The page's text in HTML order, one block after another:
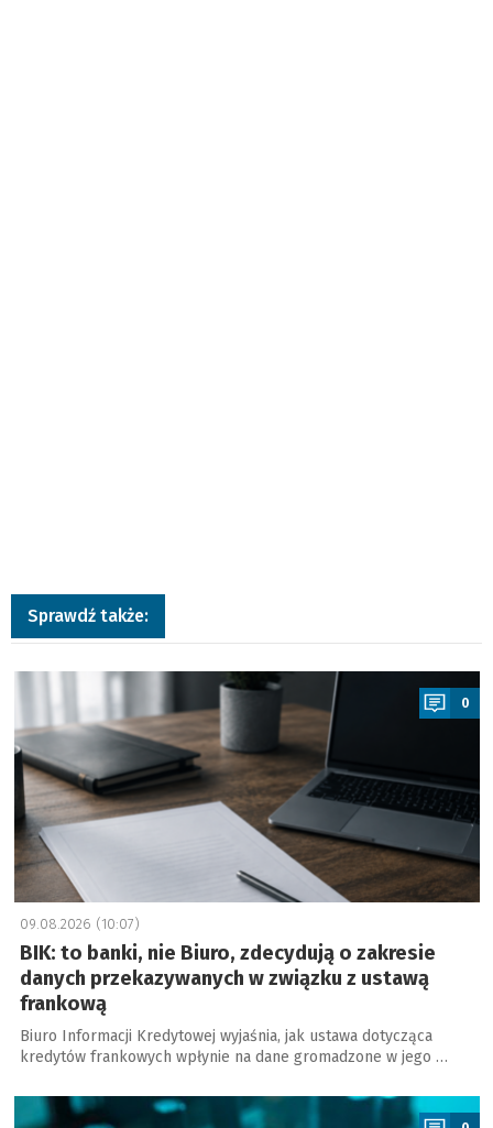
Sprawdź także:
a
0
09.08.2026 (10:07)
BIK: to banki, nie Biuro, zdecydują o zakresie
danych przekazywanych w związku z ustawą
frankową
Biuro Informacji Kredytowej wyjaśnia, jak ustawa dotycząca
kredytów frankowych wpłynie na dane gromadzone w jego …
a